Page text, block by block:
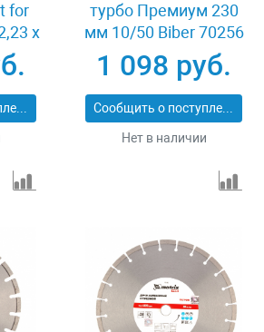
for
x
Сообщить о поступлении
турбо Премиум 230
мм 10/50 Biber 70256
1 098 руб.
Сообщить о поступлении
Нет в наличии